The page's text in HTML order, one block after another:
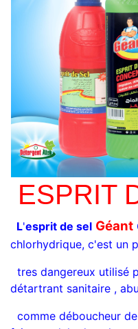
ESPRIT
L'esprit de sel Géant
chlorhydrique, c'est un
tres dangereux utilisé
détartrant sanitaire ,
comme déboucheur